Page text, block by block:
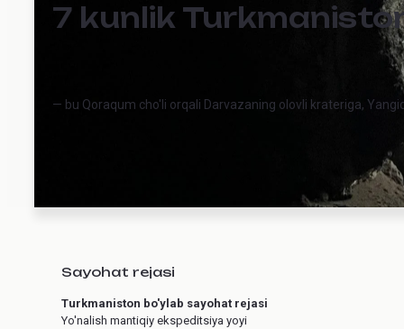
7 kunlik
— bu Qoraqum cho'li orqali Darvazaning olovli krateriga,
Sayohat rejasi
Turkmaniston bo'ylab sayohat rejasi
Yo'nalish mantiqiy ekspeditsiya yoyi